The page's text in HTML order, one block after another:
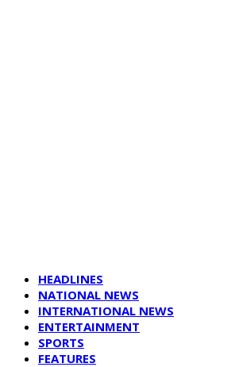
HEADLINES
NATIONAL NEWS
INTERNATIONAL NEWS
ENTERTAINMENT
SPORTS
FEATURES